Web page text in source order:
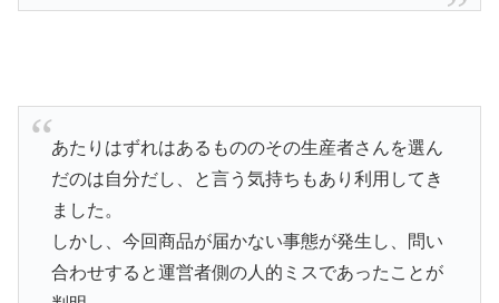
あたりはずれはあるもののその生産者さんを選ん
だのは自分だし、と言う気持ちもあり利用してき
ました。
しかし、今回商品が届かない事態が発生し、問い
合わせすると運営者側の人的ミスであったことが